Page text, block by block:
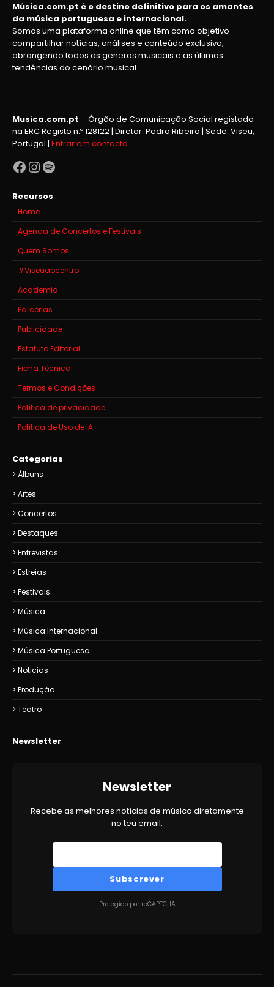
Música.com.pt é o destino definitivo para os amantes
da música portuguesa e internacional.
Somos uma plataforma online que têm como objetivo
compartilhar notícias, análises e conteúdo exclusivo,
abrangendo todos os generos musicais e as últimas
tendências do cenário musical.
Musica.com.pt – Órgão de Comunicação Social registado
na ERC Registo n.º 128122 | Diretor: Pedro Ribeiro | Sede: Viseu,
Portugal | Entrar em contacto
Facebook
Instagram
Spotify
Recursos
Home
Agenda de Concertos e Festivais
Quem Somos
#Viseuaocentro
Academia
Parcerias
Publicidade
Estatuto Editorial
Ficha Técnica
Termos e Condições
Política de privacidade
Política de Uso de IA
Categorias
Álbuns
Artes
Concertos
Destaques
Entrevistas
Estreias
Festivais
Música
Música Internacional
Música Portuguesa
Noticias
Produção
Teatro
Newsletter
Newsletter
Recebe as melhores notícias de música diretamente
no teu email.
Subscrever
Protegido por reCAPTCHA